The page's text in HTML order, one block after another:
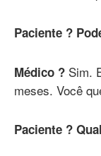
Paciente ?
Médico ? Sim.
meses. Você
Paciente ?